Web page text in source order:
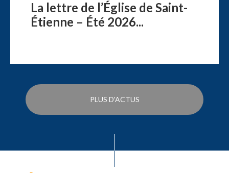
La lettre de l’Église de Saint-
Étienne – Été 2026...
PLUS D'ACTUS